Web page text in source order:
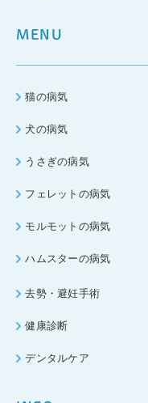
MENU
猫の病気
犬の病気
うさぎの病気
フェレットの病気
モルモットの病気
ハムスターの病気
去勢・避妊手術
健康診断
デンタルケア